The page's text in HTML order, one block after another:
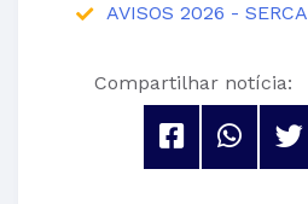
AVISOS 2026 - SERCA
Compartilhar notícia: